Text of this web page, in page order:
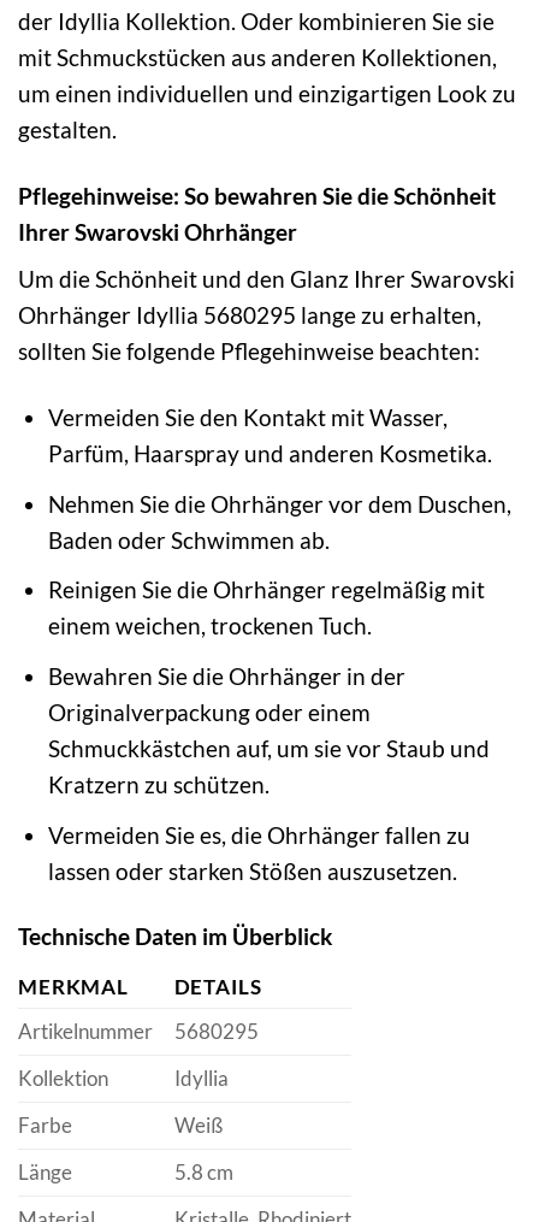
der Idyllia Kollektion. Oder kombinieren Sie sie
mit Schmuckstücken aus anderen Kollektionen,
um einen individuellen und einzigartigen Look zu
gestalten.
Pflegehinweise: So bewahren Sie die Schönheit
Ihrer Swarovski Ohrhänger
Um die Schönheit und den Glanz Ihrer Swarovski
Ohrhänger Idyllia 5680295 lange zu erhalten,
sollten Sie folgende Pflegehinweise beachten:
Vermeiden Sie den Kontakt mit Wasser,
Parfüm, Haarspray und anderen Kosmetika.
Nehmen Sie die Ohrhänger vor dem Duschen,
Baden oder Schwimmen ab.
Reinigen Sie die Ohrhänger regelmäßig mit
einem weichen, trockenen Tuch.
Bewahren Sie die Ohrhänger in der
Originalverpackung oder einem
Schmuckkästchen auf, um sie vor Staub und
Kratzern zu schützen.
Vermeiden Sie es, die Ohrhänger fallen zu
lassen oder starken Stößen auszusetzen.
Technische Daten im Überblick
MERKMAL
DETAILS
Artikelnummer
5680295
Kollektion
Idyllia
Farbe
Weiß
Länge
5.8 cm